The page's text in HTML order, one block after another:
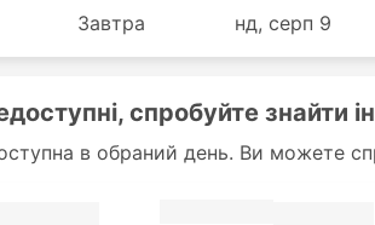
Завтра нд, серп 9
спробуйте знайти
в обраний день. Ви можете